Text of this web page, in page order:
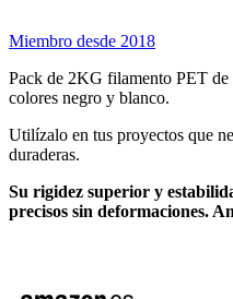
Miembro desde 2018
Pack de 2KG filamento PET de
colores negro y blanco.
Utilízalo en tus proyectos que
duraderas.
Su rigidez superior y
precisos sin deformaciones.